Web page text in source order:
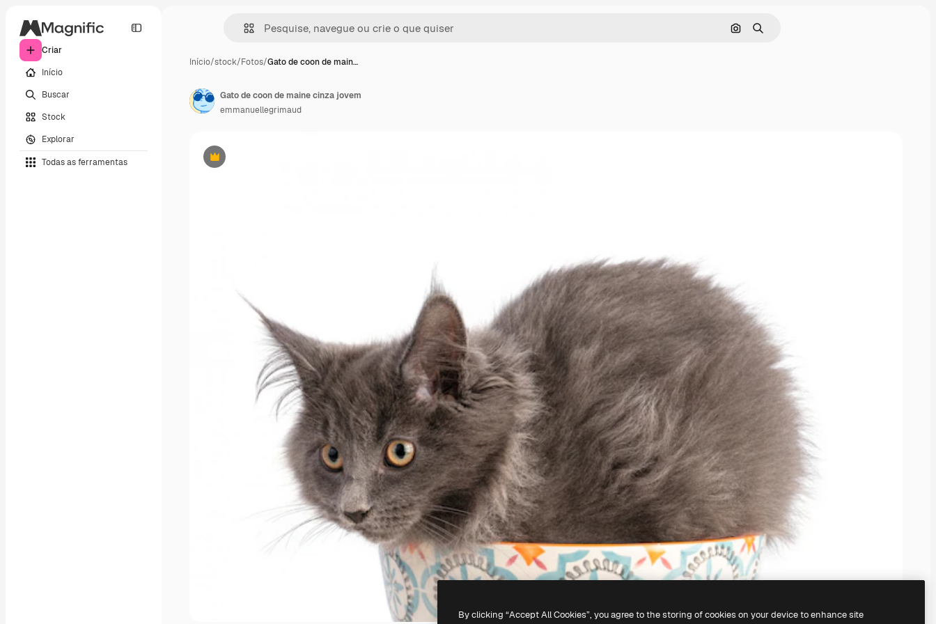
Criar
Início
Buscar
Stock
Explorar
Todas as ferramentas
Pesquisar por imagem
Buscar
Início/stock/Fotos/Gato de coon de main…
Premium
Gato de coon de maine cinza jovem
emmanuellegrimaud
By clicking “Accept All Cookies”, you agree to the storing of cookies on your device to enhance site